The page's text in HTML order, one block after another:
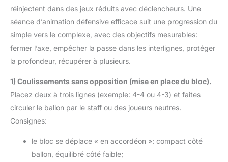
réinjectent dans des jeux réduits avec déclencheurs. Une
séance d’animation défensive efficace suit une progression du
simple vers le complexe, avec des objectifs mesurables:
fermer l’axe, empêcher la passe dans les interlignes, protéger
la profondeur, récupérer à plusieurs.
1) Coulissements sans opposition (mise en place du bloc).
Placez deux à trois lignes (exemple: 4-4 ou 4-3) et faites
circuler le ballon par le staff ou des joueurs neutres.
Consignes:
le bloc se déplace « en accordéon »: compact côté
ballon, équilibré côté faible;